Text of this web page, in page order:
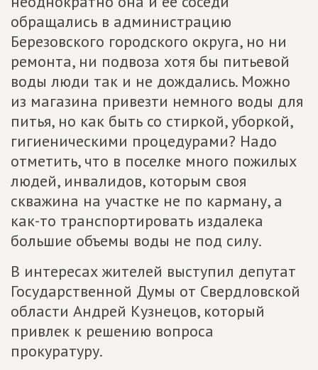
обращались в администрацию
Березовского городского округа, но ни
ремонта, ни подвоза хотя бы питьевой
воды люди так и не дождались. Можно
из магазина привезти немного воды для
питья, но как быть со стиркой, уборкой,
гигиеническими процедурами? Надо
отметить, что в поселке много пожилых
людей, инвалидов, которым своя
скважина на участке не по карману, а
как-то транспортировать издалека
большие объемы воды не под силу.
В интересах жителей выступил депутат
Государственной Думы от Свердловской
области Андрей Кузнецов, который
привлек к решению вопроса
прокуратуру.